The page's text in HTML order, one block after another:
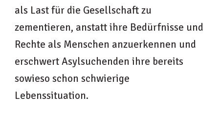
als Last für die Gesellschaft zu
zementieren, anstatt ihre Bedürfnisse und
Rechte als Menschen anzuerkennen und
erschwert Asylsuchenden ihre bereits
sowieso schon schwierige
Lebenssituation.